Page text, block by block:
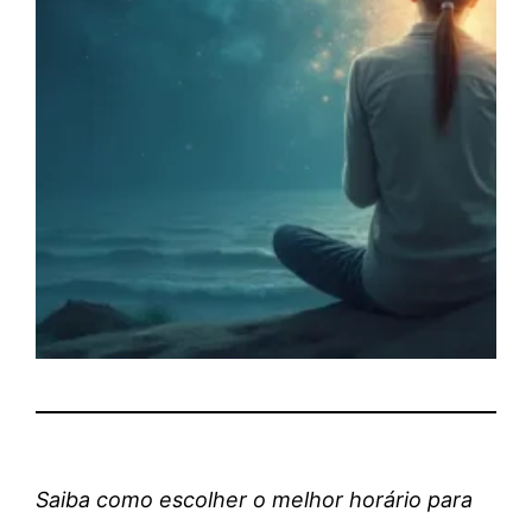
Saiba como escolher o melhor horário para